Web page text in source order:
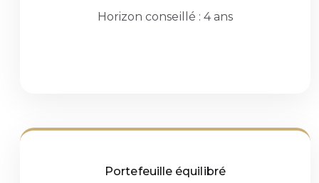
Horizon conseillé : 4 ans
Portefeuille équilibré